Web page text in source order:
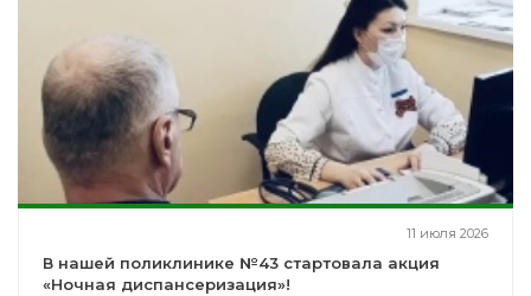
11 июля 2026
В нашей поликлинике №43 стартовала акция
«Ночная диспансеризация»!